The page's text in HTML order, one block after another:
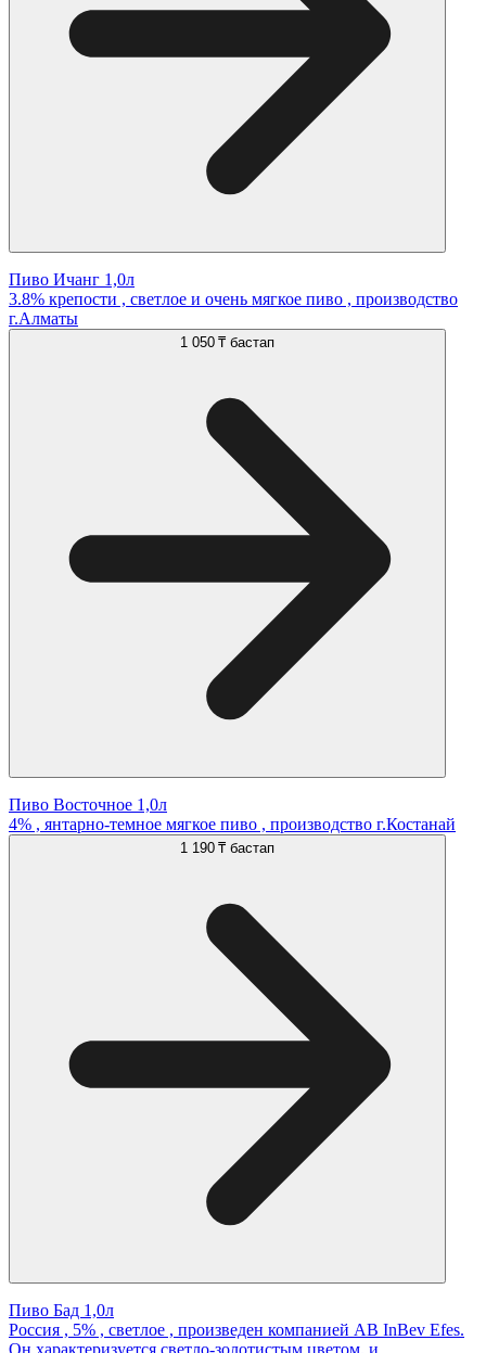
Пиво Ичанг 1,0л
3.8% крепости , светлое и очень мягкое пиво , производство
г.Алматы
1 050 ₸ бастап
Пиво Восточное 1,0л
4% , янтарно-темное мягкое пиво , производство г.Костанай
1 190 ₸ бастап
Пиво Бад 1,0л
Россия , 5% , светлое , произведен компанией AB InBev Efes.
Он характеризуется светло-золотистым цветом, и